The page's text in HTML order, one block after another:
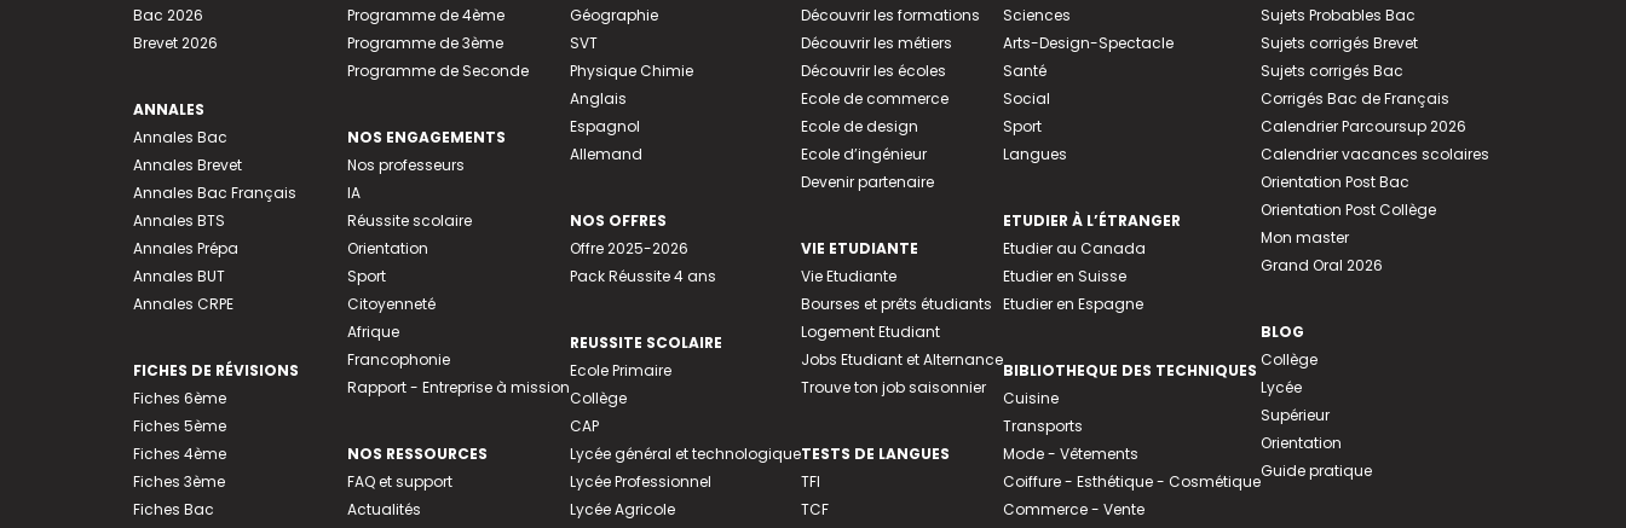
Bac 2026
Brevet 2026
ANNALES
Annales Bac
Annales Brevet
Annales Bac Français
Annales BTS
Annales Prépa
Annales BUT
Annales CRPE
FICHES DE RÉVISIONS
Fiches 6ème
Fiches 5ème
Fiches 4ème
Fiches 3ème
Fiches Bac
Programme de 4ème
Programme de 3ème
Programme de Seconde
NOS ENGAGEMENTS
Nos professeurs
IA
Réussite scolaire
Orientation
Sport
Citoyenneté
Afrique
Francophonie
Rapport - Entreprise à mission
NOS RESSOURCES
FAQ et support
Actualités
Géographie
SVT
Physique Chimie
Anglais
Espagnol
Allemand
NOS OFFRES
Offre 2025-2026
Pack Réussite 4 ans
REUSSITE SCOLAIRE
Ecole Primaire
Collège
CAP
Lycée général et technologique
Lycée Professionnel
Lycée Agricole
Découvrir les formations
Découvrir les métiers
Découvrir les écoles
Ecole de commerce
Ecole de design
Ecole d’ingénieur
Devenir partenaire
VIE ETUDIANTE
Vie Etudiante
Bourses et prêts étudiants
Logement Etudiant
Jobs Etudiant et Alternance
Trouve ton job saisonnier
TESTS DE LANGUES
TFI
TCF
Sciences
Arts-Design-Spectacle
Santé
Social
Sport
Langues
ETUDIER À L’ÉTRANGER
Etudier au Canada
Etudier en Suisse
Etudier en Espagne
BIBLIOTHEQUE DES TECHNIQUES
Cuisine
Transports
Mode - Vêtements
Coiffure - Esthétique - Cosmétique
Commerce - Vente
Sujets Probables Bac
Sujets corrigés Brevet
Sujets corrigés Bac
Corrigés Bac de Français
Calendrier Parcoursup 2026
Calendrier vacances scolaires
Orientation Post Bac
Orientation Post Collège
Mon master
Grand Oral 2026
BLOG
Collège
Lycée
Supérieur
Orientation
Guide pratique